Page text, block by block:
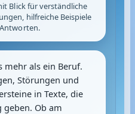
Blick für verständliche
hilfreiche Beispiele
mehr als ein Beruf.
Störungen und
in Texte, die
Ob am